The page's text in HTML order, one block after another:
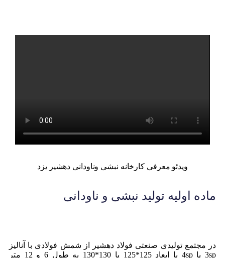
ویدئو معرفی کارخانه نبشی وناودانی دهشیر یزد
ماده اولیه تولید نبشی و ناودانی
در مجتمع تولیدی صنعتی فولاد دهشیر از شمش فولادی با آنالیز
3sp یا 4sp با ابعاد 125*125 یا 130*130 به طول 6 و 12 متر